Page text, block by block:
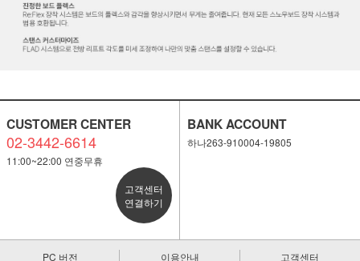
CUSTOMER CENTER
02-3442-6614
11:00~22:00 연중무휴
고객센터
연결하기
BANK ACCOUNT
하나263-910004-19805
PC 버전 이용안내 고객센터